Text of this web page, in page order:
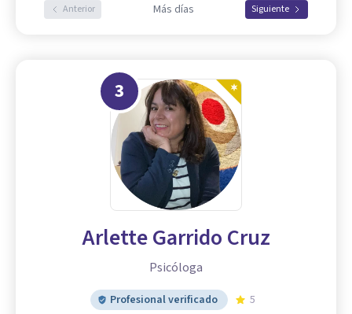
Anterior Más días Siguiente
3
Arlette Garrido Cruz
Psicóloga
Profesional verificado
5